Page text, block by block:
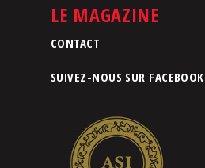
LE MAGAZINE
CONTACT
SUIVEZ-NOUS SUR FACEBOOK